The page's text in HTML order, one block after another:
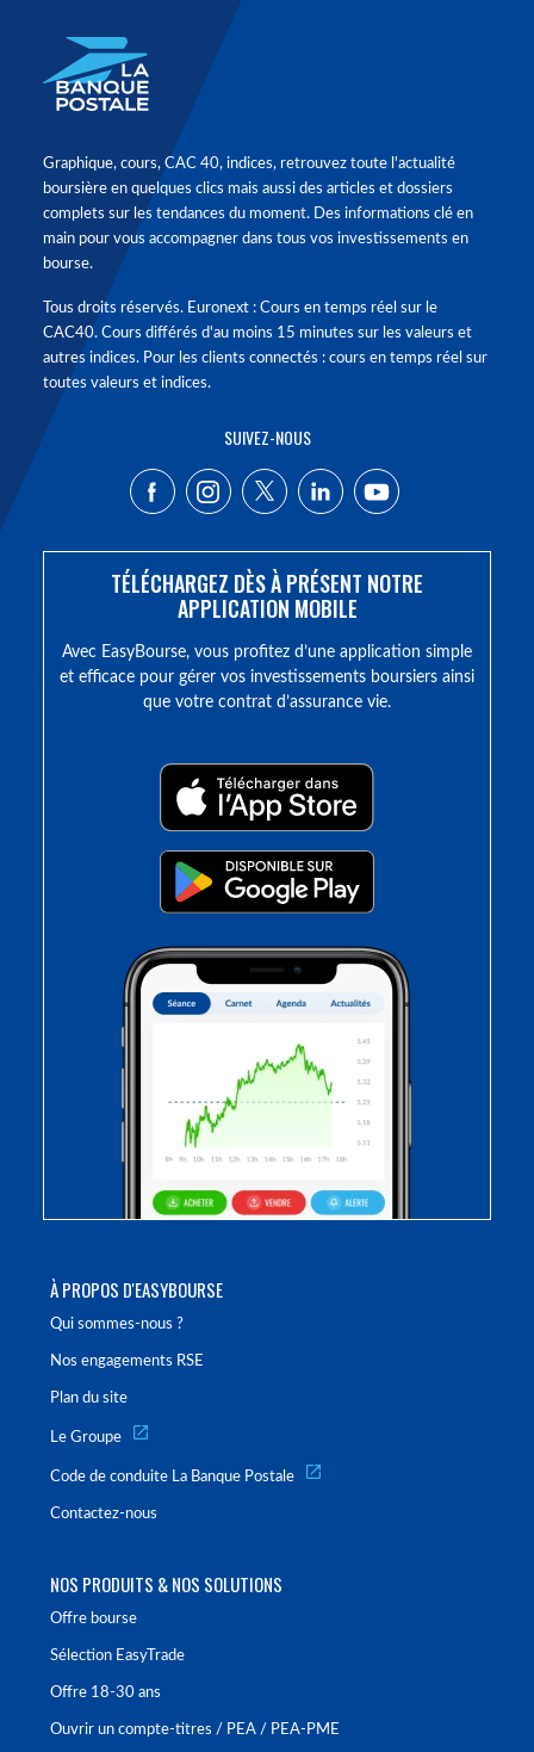
À PROPOS D'EASYBOURSE
Qui sommes-nous ?
Nos engagements RSE
Plan du site
Le Groupe
Code de conduite La Banque Postale
Contactez-nous
NOS PRODUITS & NOS SOLUTIONS
Offre bourse
Sélection EasyTrade
Offre 18-30 ans
Ouvrir un compte-titres / PEA / PEA-PME
Graphique, cours, CAC 40, indices, retrouvez toute l'actualité
boursière en quelques clics mais aussi des articles et dossiers
complets sur les tendances du moment. Des informations clé en
main pour vous accompagner dans tous vos investissements en
bourse.
Tous droits réservés. Euronext : Cours en temps réel sur le
CAC40. Cours différés d'au moins 15 minutes sur les valeurs et
autres indices. Pour les clients connectés : cours en temps réel sur
toutes valeurs et indices.
SUIVEZ-NOUS
TÉLÉCHARGEZ DÈS À PRÉSENT NOTRE
APPLICATION MOBILE
Avec EasyBourse, vous profitez d’une application simple
et efficace pour gérer vos investissements boursiers ainsi
que votre contrat d’assurance vie.